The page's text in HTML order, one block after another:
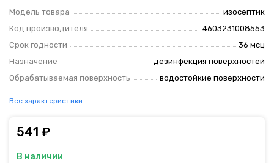
Модель товара
изосептик
Код производителя
4603231008553
Срок годности
36 мсц
Назначение
дезинфекция поверхностей
Обрабатываемая поверхность
водостойкие поверхности
Все характеристики
541 ₽
В наличии